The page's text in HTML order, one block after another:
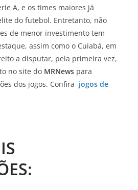
A, e os times maiores já
do futebol. Entretanto, não
de menor investimento tem
assim como o Cuiabá, em
a disputar, pela primeira vez,
no site do MRNews para
dos jogos. Confira jogos de